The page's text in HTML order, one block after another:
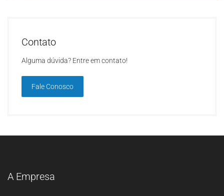
Contato
Alguma dúvida? Entre em contato!
Fale Conosco
A Empresa